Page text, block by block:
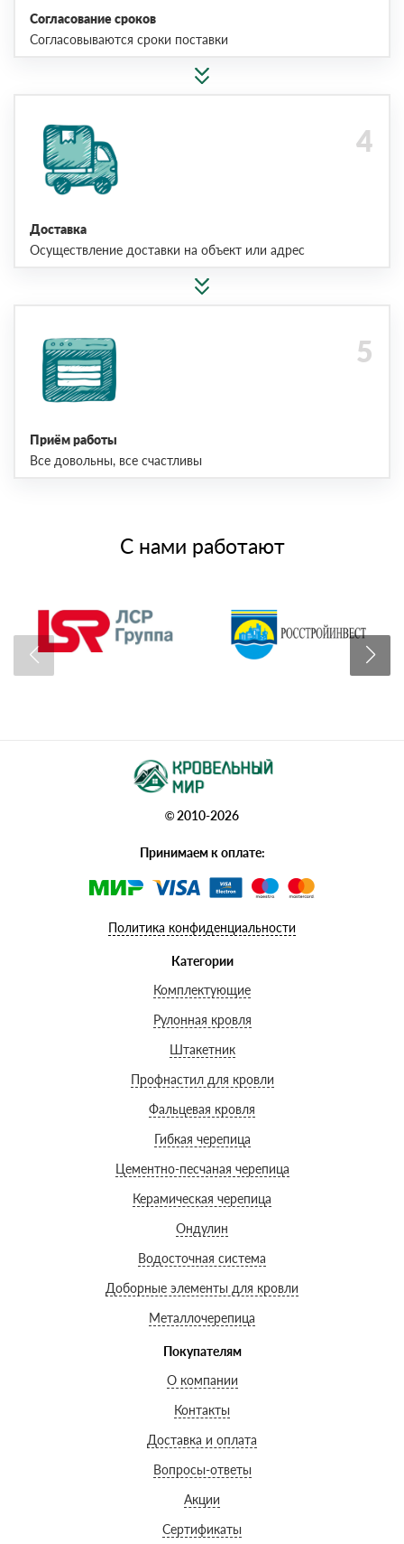
Согласование сроков
Согласовываются сроки поставки
Доставка
Осуществление доставки на объект или адрес
Приём работы
Все довольны, все счастливы
С нами работают
© 2010-2026
Принимаем к оплате:
Политика конфиденциальности
Категории
Комплектующие
Рулонная кровля
Штакетник
Профнастил для кровли
Фальцевая кровля
Гибкая черепица
Цементно-песчаная черепица
Керамическая черепица
Ондулин
Водосточная система
Доборные элементы для кровли
Металлочерепица
Покупателям
О компании
Контакты
Доставка и оплата
Вопросы-ответы
Акции
Сертификаты